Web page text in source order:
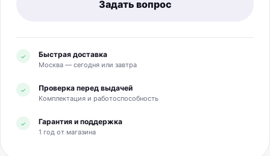
Задать вопрос
✓ Быстрая доставка
Москва — сегодня или завтра
✓ Проверка перед выдачей
Комплектация и работоспособность
✓ Гарантия и поддержка
1 год от магазина